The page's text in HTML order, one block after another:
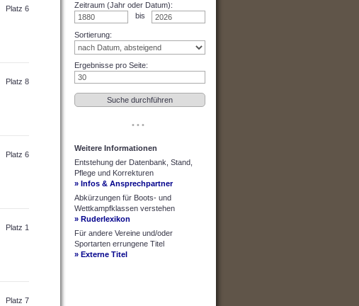
Platz 6
Platz 8
Platz 6
Platz 1
Platz 7
Zeitraum (Jahr oder Datum):
bis
Sortierung:
Ergebnisse pro Seite:
• • •
Weitere Informationen
Entstehung der Datenbank, Stand,
Pflege und Korrekturen
» Infos & Ansprechpartner
Abkürzungen für Boots- und
Wettkampfklassen verstehen
» Ruderlexikon
Für andere Vereine und/oder
Sportarten errungene Titel
» Externe Titel